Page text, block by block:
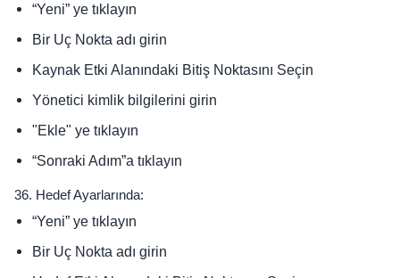
“Yeni” ye tıklayın
Bir Uç Nokta adı girin
Kaynak Etki Alanındaki Bitiş Noktasını Seçin
Yönetici kimlik bilgilerini girin
"Ekle" ye tıklayın
“Sonraki Adım”a tıklayın
36. Hedef Ayarlarında:
“Yeni” ye tıklayın
Bir Uç Nokta adı girin